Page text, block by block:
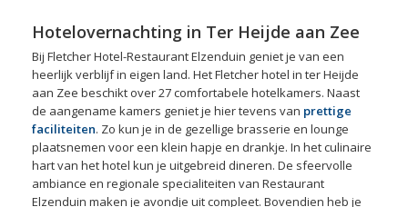
Hotelovernachting in Ter Heijde aan Zee
Bij Fletcher Hotel-Restaurant Elzenduin geniet je van een
heerlijk verblijf in eigen land. Het Fletcher hotel in ter Heijde
aan Zee beschikt over 27 comfortabele hotelkamers. Naast
de aangename kamers geniet je hier tevens van prettige
faciliteiten. Zo kun je in de gezellige brasserie en lounge
plaatsnemen voor een klein hapje en drankje. In het culinaire
hart van het hotel kun je uitgebreid dineren. De sfeervolle
ambiance en regionale specialiteiten van Restaurant
Elzenduin maken je avondje uit compleet. Bovendien heb je